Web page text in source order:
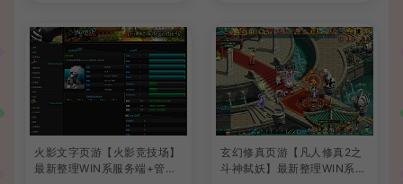
火影文字页游【火影竞技场】
最新整理WIN系服务端+管理
玄幻修真页游【凡人修真2之
斗神弑妖】最新整理WIN系服